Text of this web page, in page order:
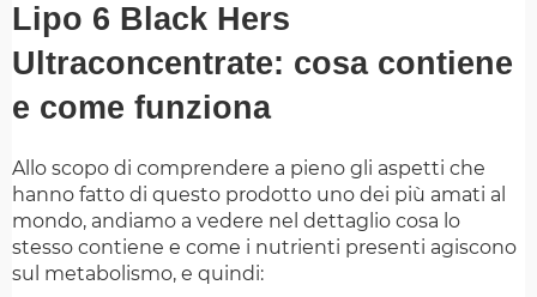
Lipo 6 Black Hers
Ultraconcentrate: cosa contiene
e come funziona
Allo scopo di comprendere a pieno gli aspetti che
hanno fatto di questo prodotto uno dei più amati al
mondo, andiamo a vedere nel dettaglio cosa lo
stesso contiene e come i nutrienti presenti agiscono
sul metabolismo, e quindi: